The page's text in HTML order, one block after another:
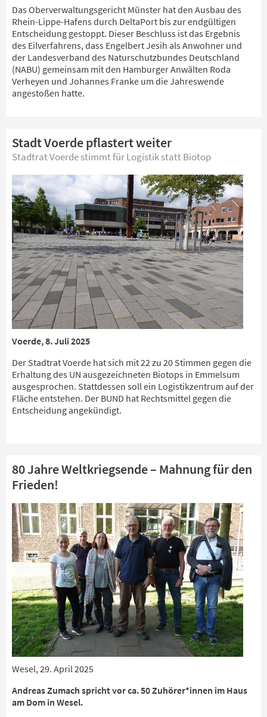
Das Oberverwaltungsgericht Münster hat den Ausbau des
Rhein-Lippe-Hafens durch DeltaPort bis zur endgültigen
Entscheidung gestoppt. Dieser Beschluss ist das Ergebnis
des Eilverfahrens, dass Engelbert Jesih als Anwohner und
der Landesverband des Naturschutzbundes Deutschland
(NABU) gemeinsam mit den Hamburger Anwälten Roda
Verheyen und Johannes Franke um die Jahreswende
angestoßen hatte.
Stadt Voerde pflastert weiter
Stadtrat Voerde stimmt für Logistik statt Biotop
Voerde, 8. Juli 2025
Der Stadtrat Voerde hat sich mit 22 zu 20 Stimmen gegen die
Erhaltung des UN ausgezeichneten Biotops in Emmelsum
ausgesprochen. Stattdessen soll ein Logistikzentrum auf der
Fläche entstehen. Der BUND hat Rechtsmittel gegen die
Entscheidung angekündigt.
80 Jahre Weltkriegsende – Mahnung für den
Frieden!
Wesel, 29. April 2025
Andreas Zumach spricht vor ca. 50 Zuhörer*innen im Haus
am Dom in Wesel.